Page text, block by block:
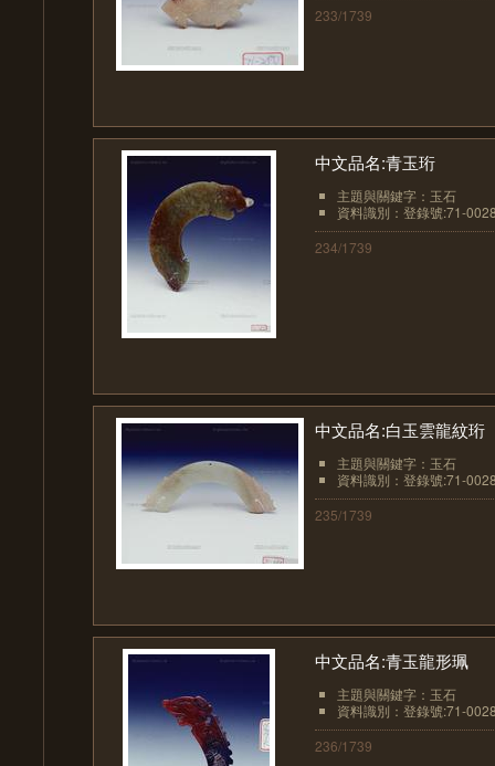
233/1739
中文品名:青玉珩
主題與關鍵字：玉石
資料識別：登錄號:71-
234/1739
中文品名:白玉雲龍紋珩
主題與關鍵字：玉石
資料識別：登錄號:71-
235/1739
中文品名:青玉龍形珮
主題與關鍵字：玉石
資料識別：登錄號:71-
236/1739